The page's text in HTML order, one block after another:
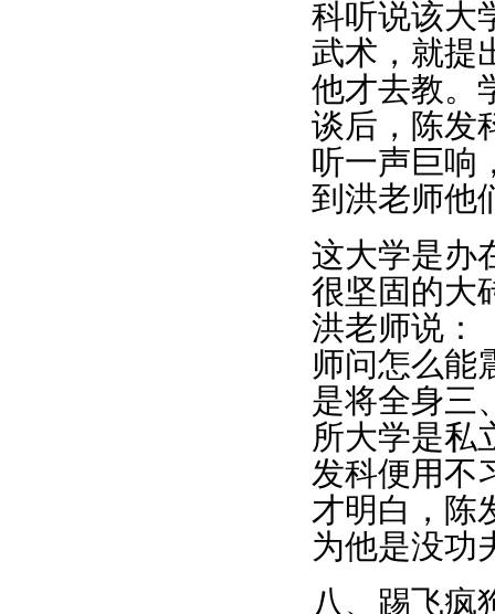
科听说该大
武术，就提
他才去教。
谈后，陈发
听一声巨响
到洪老师他
这大学是办
很坚固的大
洪老师说：
师问怎么能
是将全身三
所大学是私
发科便用不
才明白，陈
为他是没功
八、踢飞疯